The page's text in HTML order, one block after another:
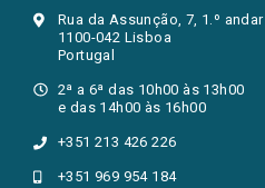
Rua da Assunção, 7, 1.º andar
1100-042 Lisboa
Portugal
2ª a 6ª das 10h00 às 13h00
e das 14h00 às 16h00
+351 213 426 226
+351 969 954 184